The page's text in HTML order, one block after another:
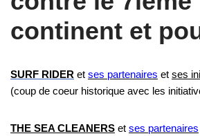
continent et
SURF RIDER et ses partenaires et ses
(coup de coeur historique avec les
THE SEA CLEANERS et ses partenaires